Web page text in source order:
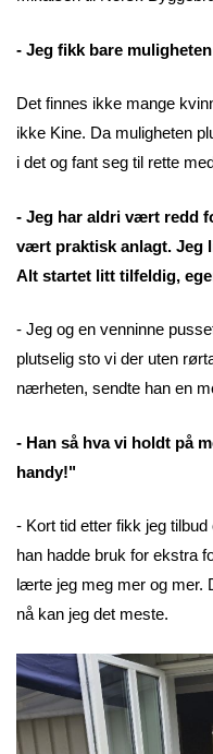
- Jeg fikk bare
Det finnes ikke mange
ikke Kine. Da muligheten
i det og fant seg til rette
- Jeg har aldri vært redd
vært praktisk anlagt. Jeg
Alt startet litt tilfeldig,
- Jeg og en venninne
plutselig sto vi der uten
nærheten, sendte han en
- Han så hva vi holdt på
handy!"
- Kort tid etter fikk jeg
han hadde bruk for ekstra
lærte jeg meg mer og mer.
nå kan jeg det meste.